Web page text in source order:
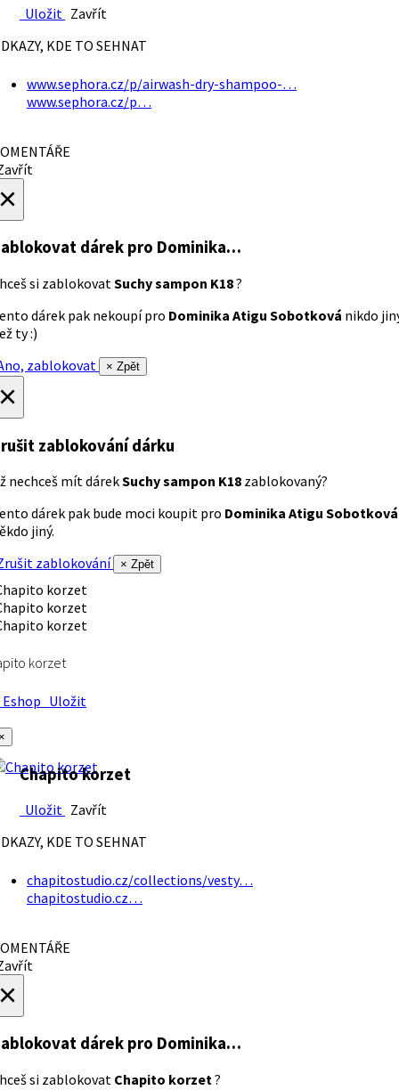
Uložit Zavřít
KDE TO SEHNAT
www.sephora.cz/p/airwash-dry-shampoo-…
www.sephora.cz/p…
dárek pro Dominika…
si zablokovatSuchy sampon K18?
dárek pak nekoupí pro Dominika Atigu Sobotková nikdo
ty :)
zablokovat
× Zpět
zablokování dárku
nechceš mít dárekSuchy sampon K18 zablokovaný?
dárek pak bude moci koupit pro Dominika Atigu Sobotková
jiný.
zablokování
× Zpět
korzet
Uložit
Chapito korzet
Uložit Zavřít
KDE TO SEHNAT
chapitostudio.cz/collections/vesty…
chapitostudio.cz…
dárek pro Dominika…
si zablokovat Chapito korzet?